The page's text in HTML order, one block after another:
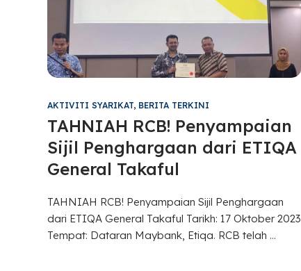
AKTIVITI SYARIKAT, BERITA TERKINI
TAHNIAH RCB! Penyampaian
Sijil Penghargaan dari ETIQA
General Takaful
TAHNIAH RCB! Penyampaian Sijil Penghargaan
dari ETIQA General Takaful Tarikh: 17 Oktober 2023
Tempat: Dataran Maybank, Etiqa. RCB telah ...